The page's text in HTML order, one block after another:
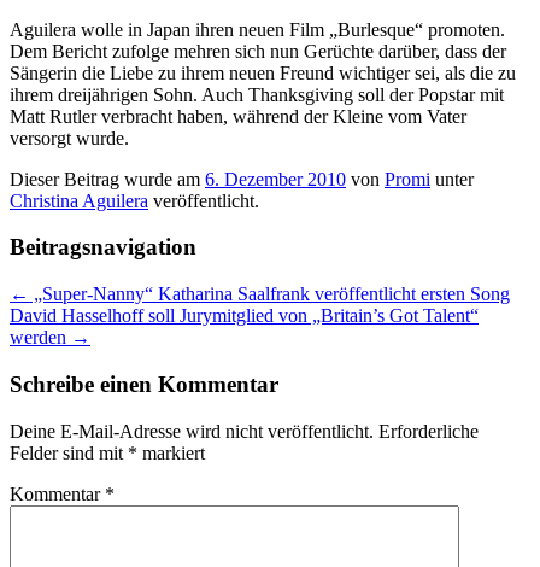
Aguilera wolle in Japan ihren neuen Film „Burlesque“ promoten.
Dem Bericht zufolge mehren sich nun Gerüchte darüber, dass der
Sängerin die Liebe zu ihrem neuen Freund wichtiger sei, als die zu
ihrem dreijährigen Sohn. Auch Thanksgiving soll der Popstar mit
Matt Rutler verbracht haben, während der Kleine vom Vater
versorgt wurde.
Dieser Beitrag wurde am 6. Dezember 2010 von Promi unter
Christina Aguilera veröffentlicht.
Beitragsnavigation
← „Super-Nanny“ Katharina Saalfrank veröffentlicht ersten Song
David Hasselhoff soll Jurymitglied von „Britain’s Got Talent“
werden →
Schreibe einen Kommentar
Deine E-Mail-Adresse wird nicht veröffentlicht. Erforderliche
Felder sind mit * markiert
Kommentar *